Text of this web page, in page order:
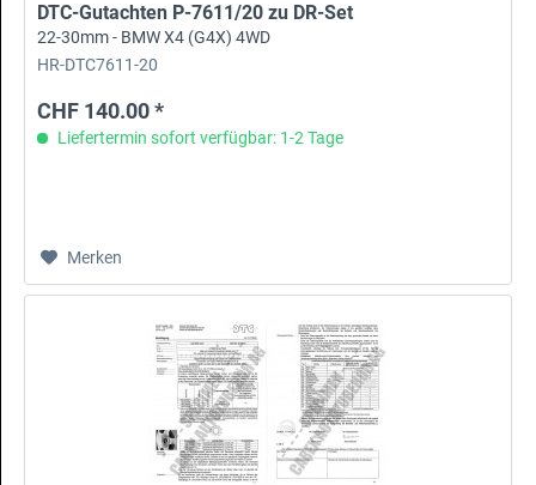
DTC-Gutachten P-7611/20 zu DR-Set
22-30mm - BMW X4 (G4X) 4WD
HR-DTC7611-20
CHF 140.00 *
Liefertermin sofort verfügbar: 1-2 Tage
Merken